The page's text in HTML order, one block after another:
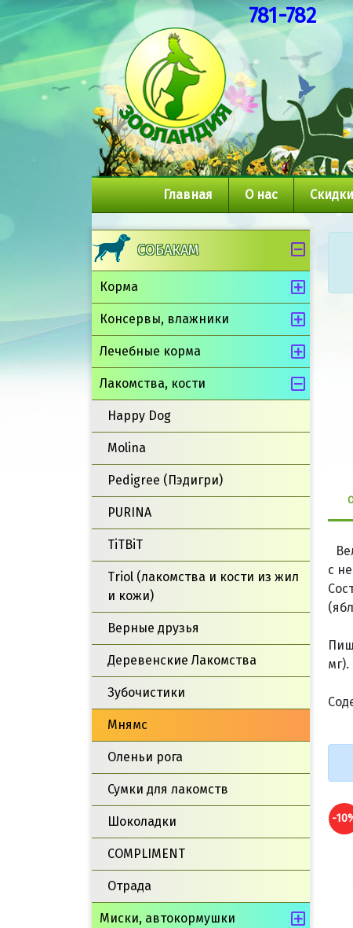
781-782
Главная О нас
СОБАКАМ
Корма
Консервы, влажники
Лечебные корма
Лакомства, кости
Happy Dog
Molina
Pedigree (Пэдигри)
PURINA
TiTBiT
Triol (лакомства и кости из жил
и кожи)
Верные друзья
Деревенские Лакомства
Зубочистики
Мнямс
Оленьи рога
Сумки для лакомств
Шоколадки
COMPLIMENT
Отрада
Миски, автокормушки
с
мг).
-10% -